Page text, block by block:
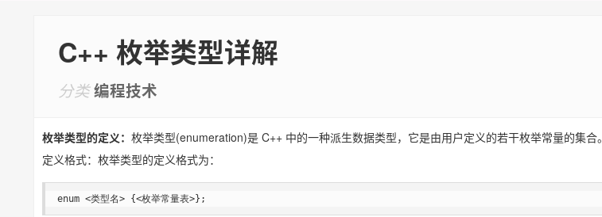
C++ 枚举类型详解
分类编程技术
枚举类型的定义： 枚举类型(enumeration)是 C++ 中的一种派生数据类型，它是由用户定义的若干枚举常量的集合。
定义格式：枚举类型的定义格式为：
enum <类型名> {<枚举常量表>};